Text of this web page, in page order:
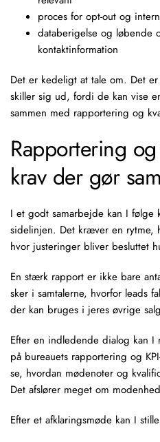
proces for opt-out og
databerigelse og løbende
kontaktinformation
Det er kedeligt at tale om. Det
skiller sig ud, fordi de kan vise
sammen med rapportering og
Rapportering
krav der gør
I et godt samarbejde kan I følge
sidelinjen. Det kræver en
hvor justeringer bliver besluttet
En stærk rapport er ikke bare
sker i samtalerne, hvorfor leads
der kan bruges i jeres øvrige
Efter en indledende dialog kan
på bureauets rapportering og
se, hvordan mødenoter og
Det afslører meget om
Efter et afklaringsmøde kan I